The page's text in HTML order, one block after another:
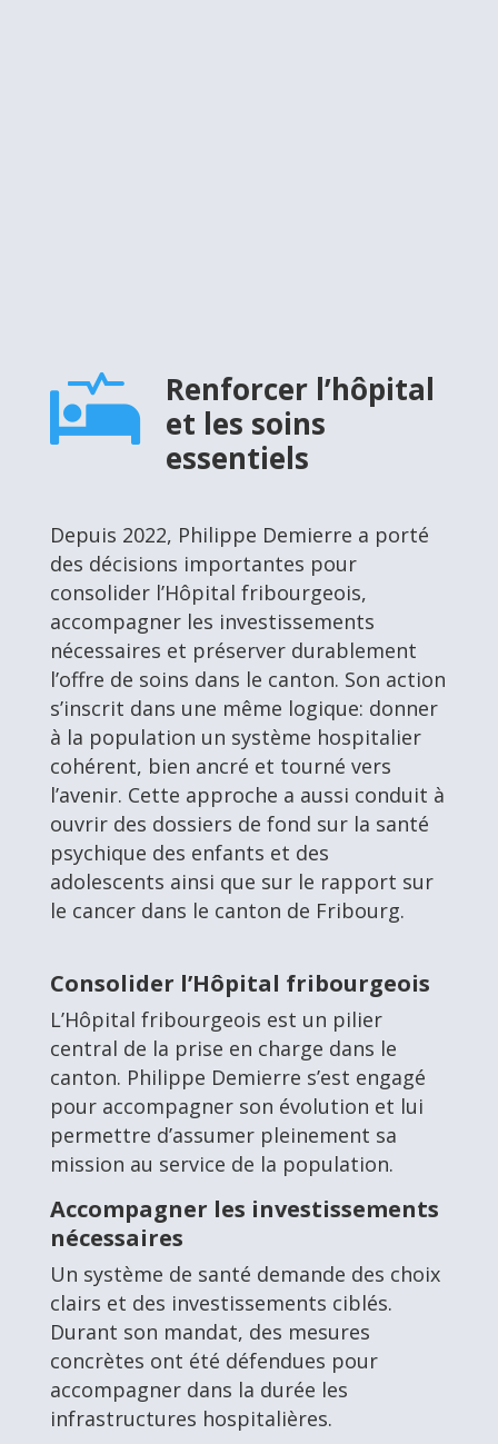

Renforcer l’hôpital
et les soins
essentiels
Depuis 2022, Philippe Demierre a porté
des décisions importantes pour
consolider l’Hôpital fribourgeois,
accompagner les investissements
nécessaires et préserver durablement
l’offre de soins dans le canton. Son action
s’inscrit dans une même logique: donner
à la population un système hospitalier
cohérent, bien ancré et tourné vers
l’avenir. Cette approche a aussi conduit à
ouvrir des dossiers de fond sur la santé
psychique des enfants et des
adolescents ainsi que sur le rapport sur
le cancer dans le canton de Fribourg.
Consolider l’Hôpital fribourgeois
L’Hôpital fribourgeois est un pilier
central de la prise en charge dans le
canton. Philippe Demierre s’est engagé
pour accompagner son évolution et lui
permettre d’assumer pleinement sa
mission au service de la population.
Accompagner les investissements
nécessaires
Un système de santé demande des choix
clairs et des investissements ciblés.
Durant son mandat, des mesures
concrètes ont été défendues pour
accompagner dans la durée les
infrastructures hospitalières.